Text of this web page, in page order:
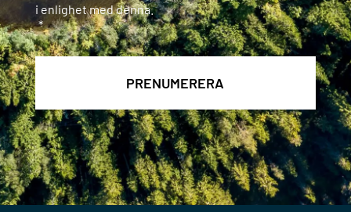
i enlighet med denna.
*